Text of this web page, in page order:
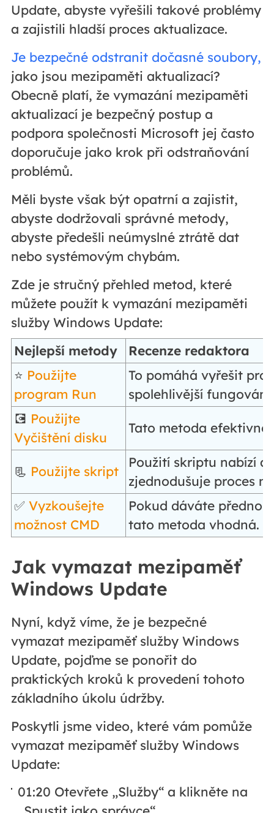
Update, abyste vyřešili takové problémy
a zajistili hladší proces aktualizace.
Je bezpečné odstranit dočasné soubory,
jako jsou mezipaměti aktualizací?
Obecně platí, že vymazání mezipaměti
aktualizací je bezpečný postup a
podpora společnosti Microsoft jej často
doporučuje jako krok při odstraňování
problémů.
Měli byste však být opatrní a zajistit,
abyste dodržovali správné metody,
abyste předešli neúmyslné ztrátě dat
nebo systémovým chybám.
Zde je stručný přehled metod, které
můžete použít k vymazání mezipaměti
služby Windows Update:
Nejlepší metody
Recenze redaktora
⭐ Použijte
program Run
To pomáhá vyřešit
spolehlivější
💽 Použijte
Vyčištění disku
Tato metoda
📃 Použijte skript
Použití skriptu nabízí
zjednodušuje proces
✅Vyzkoušejte
možnost CMD
Pokud dáváte
tato metoda vhodná.
Jak vymazat mezipaměť
Windows Update
Nyní, když víme, že je bezpečné
vymazat mezipaměť služby Windows
Update, pojďme se ponořit do
praktických kroků k provedení tohoto
základního úkolu údržby.
Poskytli jsme video, které vám pomůže
vymazat mezipaměť služby Windows
Update:
01:20 Otevřete „Služby“ a klikněte na